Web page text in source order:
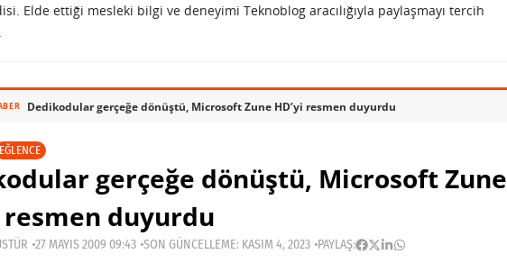
Elde ettiği mesleki bilgi ve deneyimi Teknoblog aracılığıyla paylaşmayı tercih
Dedikodular gerçeğe dönüştü, Microsoft Zune HD’yi resmen duyurdu
EĞLENCE
gerçeğe dönüştü, Microsoft Zune
resmen duyurdu
27 MAYIS 2009 09:43 SON GÜNCELLEME: KASIM 4, 2023 PAYLAŞ: